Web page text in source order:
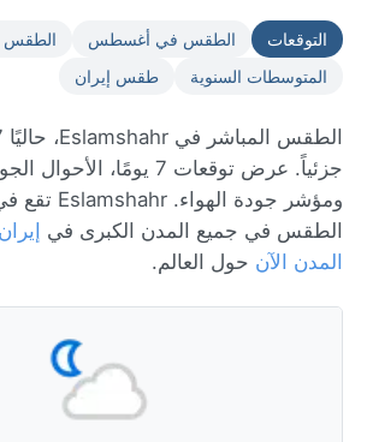
التوقعات الطقس في أغسطس
الطقس
المتوسطات السنوية
طقس إيران
جزئياً. عرض توقعات 7 يومًا،
ومؤشر جودة الهواء. Eslamshahr تقع في
الطقس في جميع المدن الكبرى في إيران
المدن الآن حول العالم.